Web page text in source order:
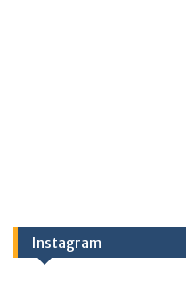
Instagram